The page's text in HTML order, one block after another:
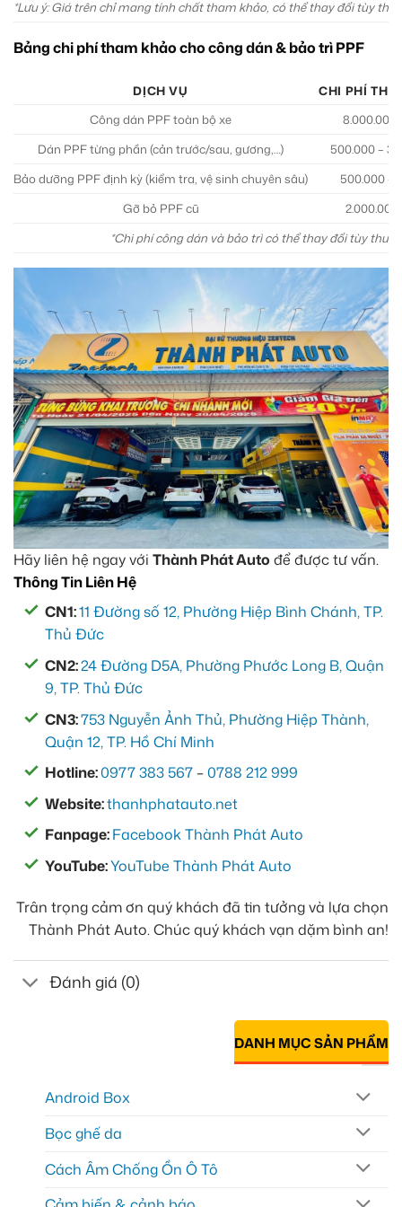
*Lưu ý: Giá trên chỉ mang tính chất tham khảo, có thể thay đổi tùy
Bảng chi phí tham khảo cho công dán & bảo trì PPF
DỊCH VỤ
CHI PHÍ
Công dán PPF toàn bộ xe
8.000.000
Dán PPF từng phần (cản trước/sau, gương,…)
500.000 –
Bảo dưỡng PPF định kỳ (kiểm tra, vệ sinh chuyên sâu)
500.000 –
Gỡ bỏ PPF cũ
2.000.000
*Chi phí công dán và bảo trì có thể thay đổi tùy
Hãy liên hệ ngay với Thành Phát Auto để được tư vấn.
Thông Tin Liên Hệ
CN1:11 Đường số 12, Phường Hiệp Bình Chánh, TP.
Thủ Đức
CN2:24 Đường D5A, Phường Phước Long B, Quận
9, TP. Thủ Đức
CN3:753 Nguyễn Ảnh Thủ, Phường Hiệp Thành,
Quận 12, TP. Hồ Chí Minh
Hotline:0977 383 567 –0788 212 999
Website:thanhphatauto.net
Fanpage:Facebook Thành Phát Auto
YouTube:YouTube Thành Phát Auto
Trân trọng cảm ơn quý khách đã tin tưởng và lựa chọn
Thành Phát Auto. Chúc quý khách vạn dặm bình an!
Đánh giá (0)
DANH MỤC SẢN PHẨM
Android Box
Bọc ghế da
Cách Âm Chống Ồn Ô Tô